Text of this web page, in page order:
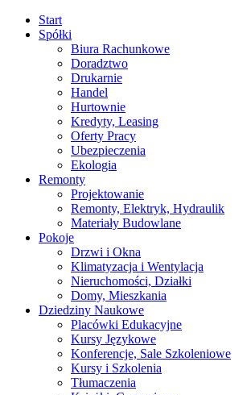
Start
Spółki
Biura Rachunkowe
Doradztwo
Drukarnie
Handel
Hurtownie
Kredyty, Leasing
Oferty Pracy
Ubezpieczenia
Ekologia
Remonty
Projektowanie
Remonty, Elektryk, Hydraulik
Materiały Budowlane
Pokoje
Drzwi i Okna
Klimatyzacja i Wentylacja
Nieruchomości, Działki
Domy, Mieszkania
Dziedziny Naukowe
Placówki Edukacyjne
Kursy Językowe
Konferencje, Sale Szkoleniowe
Kursy i Szkolenia
Tłumaczenia